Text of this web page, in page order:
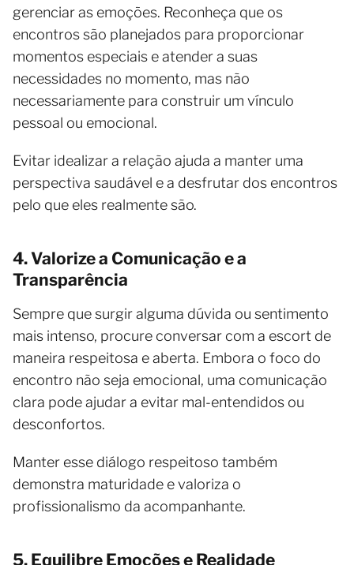
gerenciar as emoções. Reconheça que os
encontros são planejados para proporcionar
momentos especiais e atender a suas
necessidades no momento, mas não
necessariamente para construir um vínculo
pessoal ou emocional.
Evitar idealizar a relação ajuda a manter uma
perspectiva saudável e a desfrutar dos encontros
pelo que eles realmente são.
4. Valorize a Comunicação e a
Transparência
Sempre que surgir alguma dúvida ou sentimento
mais intenso, procure conversar com a escort de
maneira respeitosa e aberta. Embora o foco do
encontro não seja emocional, uma comunicação
clara pode ajudar a evitar mal-entendidos ou
desconfortos.
Manter esse diálogo respeitoso também
demonstra maturidade e valoriza o
profissionalismo da acompanhante.
5. Equilibre Emoções e Realidade